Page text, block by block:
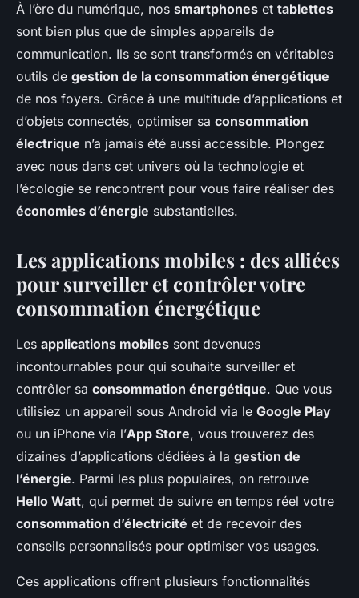
À l’ère du numérique, nos smartphones et tablettes
sont bien plus que de simples appareils de
communication. Ils se sont transformés en véritables
outils de gestion de la consommation énergétique
de nos foyers. Grâce à une multitude d’applications et
d’objets connectés, optimiser sa consommation
électrique n’a jamais été aussi accessible. Plongez
avec nous dans cet univers où la technologie et
l’écologie se rencontrent pour vous faire réaliser des
économies d’énergie substantielles.
Les applications mobiles : des alliées
pour surveiller et contrôler votre
consommation énergétique
Les applications mobiles sont devenues
incontournables pour qui souhaite surveiller et
contrôler sa consommation énergétique. Que vous
utilisiez un appareil sous Android via le Google Play
ou un iPhone via l’App Store, vous trouverez des
dizaines d’applications dédiées à la gestion de
l’énergie. Parmi les plus populaires, on retrouve
Hello Watt, qui permet de suivre en temps réel votre
consommation d’électricité et de recevoir des
conseils personnalisés pour optimiser vos usages.
Ces applications offrent plusieurs fonctionnalités